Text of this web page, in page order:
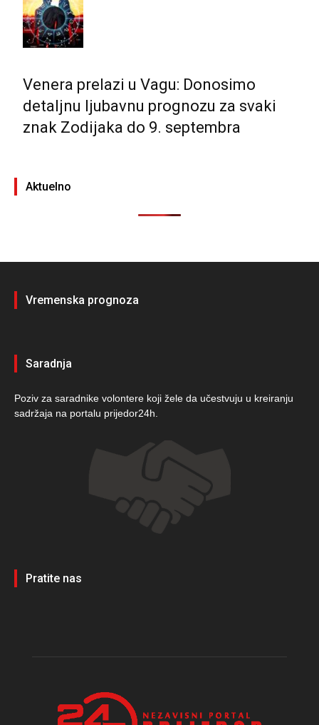
Venera prelazi u Vagu: Donosimo
detaljnu ljubavnu prognozu za svaki
znak Zodijaka do 9. septembra
Aktuelno
Vremenska prognoza
Saradnja
Poziv za saradnike volontere koji žele da učestvuju u kreiranju
sadržaja na portalu prijedor24h.
Pratite nas